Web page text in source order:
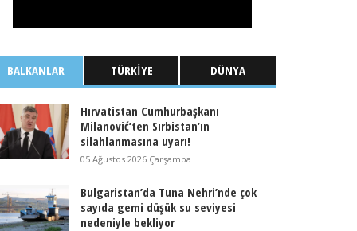
BALKANLAR TÜRKIYE DÜNYA
Hırvatistan Cumhurbaşkanı
Milanović’ten Sırbistan’ın
silahlanmasına uyarı!
05 Ağustos 2026 Çarşamba
Bulgaristan’da Tuna Nehri’nde çok
sayıda gemi düşük su seviyesi
nedeniyle bekliyor